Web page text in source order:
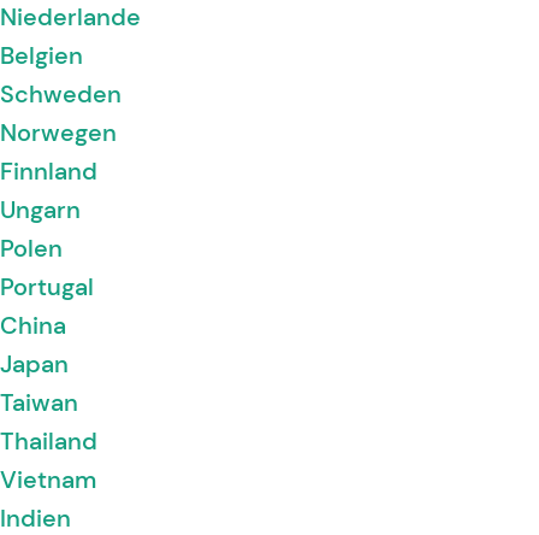
Niederlande
Belgien
Schweden
Norwegen
Finnland
Ungarn
Polen
Portugal
China
Japan
Taiwan
Thailand
Vietnam
Indien